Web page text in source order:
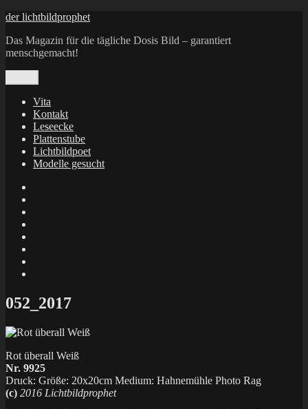
Zum
springen
der lichtbildprophet
Das Magazin für die tägliche Dosis Bild – garantiert
menschgemacht!
Vita
Kontakt
Leseecke
Plattenstube
Lichtbildpoet
Modelle gesucht
X
052_2017
Rot überall Weiß
Nr. 9925
Druck: Größe: 20x20cm Medium: Hahnemühle Photo Rag
(c) 2016 Lichtbildprophet